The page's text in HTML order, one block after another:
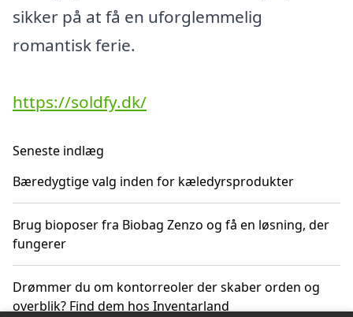
sikker på at få en uforglemmelig
romantisk ferie.
https://soldfy.dk/
Seneste indlæg
Bæredygtige valg inden for kæledyrsprodukter
Brug bioposer fra Biobag Zenzo og få en løsning, der
fungerer
Drømmer du om kontorreoler der skaber orden og
overblik? Find dem hos Inventarland